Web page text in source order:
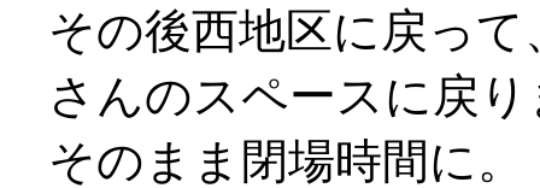
その後西地区に戻っ
さんのスペースに戻
そのまま閉場時間に。